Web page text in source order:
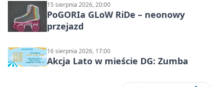
15 sierpnia 2026, 20:00
PoGORIa GLoW RiDe – neonowy
przejazd
16 sierpnia 2026, 17:00
Akcja Lato w mieście DG: Zumba